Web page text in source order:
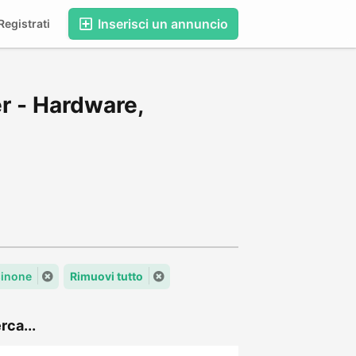
Inserisci un annuncio
- Hardware,
Rimuovi tutto